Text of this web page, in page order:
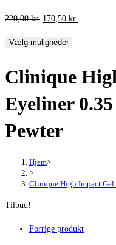
220,00kr. Den
pris
220,00 kr..
170,50 kr.
170,50 kr..
Vælg muligheder
Clinique
Eyeliner
Pewter
Hjem>
>
Clinique High Impact Gel
Tilbud!
Forrige produkt